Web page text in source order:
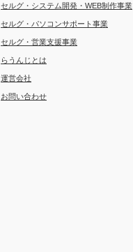
セルグ・システム開発・WEB制作事業
セルグ・パソコンサポート事業
セルグ・営業支援事業
らうんじとは
運営会社
お問い合わせ